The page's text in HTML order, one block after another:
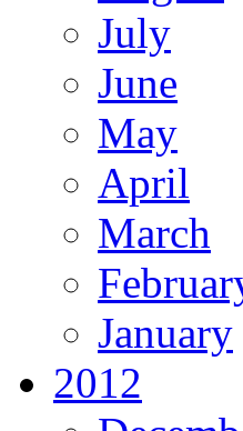
July
June
May
April
March
January
2012